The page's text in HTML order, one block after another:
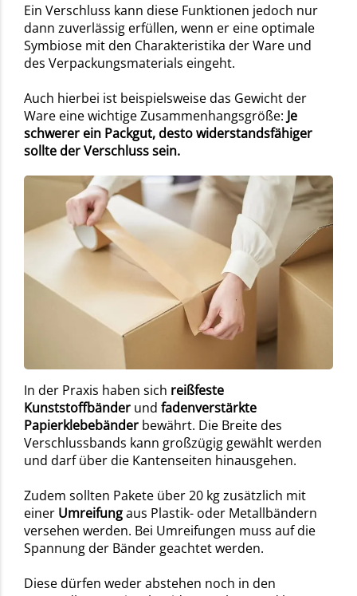
Ein Verschluss kann diese Funktionen jedoch nur
dann zuverlässig erfüllen, wenn er eine optimale
Symbiose mit den Charakteristika der Ware und
des Verpackungsmaterials eingeht.
Auch hierbei ist beispielsweise das Gewicht der
Ware eine wichtige Zusammenhangsgröße: Je
schwerer ein Packgut, desto widerstandsfähiger
sollte der Verschluss sein.
In der Praxis haben sich reißfeste
Kunststoffbänder und fadenverstärkte
Papierklebebänder bewährt. Die Breite des
Verschlussbands kann großzügig gewählt werden
und darf über die Kantenseiten hinausgehen.
Zudem sollten Pakete über 20 kg zusätzlich mit
einer Umreifungaus Plastik- oder Metallbändern
versehen werden. Bei Umreifungen muss auf die
Spannung der Bänder geachtet werden.
Diese dürfen weder abstehen noch in den